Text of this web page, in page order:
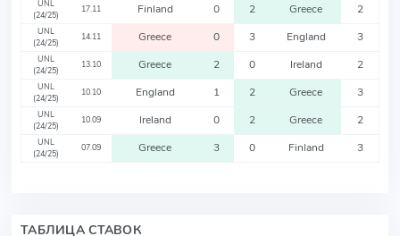
UNL
(24/25)
17.11 Finland 0 2 Greece 2
UNL
(24/25)
14.11 Greece 0 3 England 3
UNL
(24/25)
13.10 Greece 2 0 Ireland 2
UNL
(24/25)
10.10 England 1 2 Greece 3
UNL
(24/25)
10.09 Ireland 0 2 Greece 2
UNL
(24/25)
07.09 Greece 3 0 Finland 3
ТАБЛИЦА СТАВОК